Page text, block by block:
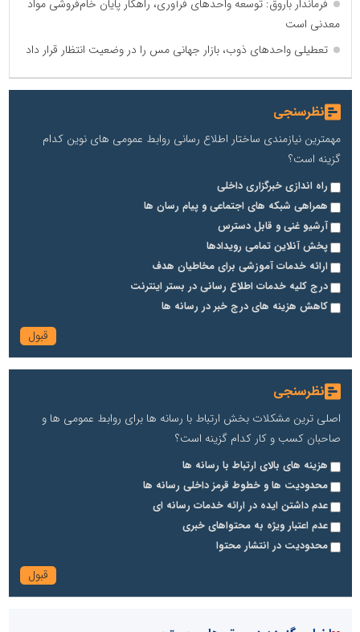
فرماندار باروق: توسعه واحدهای فرآوری، راهکار پایان خام‌فروشی مواد
معدنی است
تعطیلی واحدهای ذوب، بازار جهانی مس را در وضعیت انتظار قرار داد
نظرسنجی
مهمترین نیازمندی ساختار اطلاع رسانی روابط عمومی های نوین کدام
گزینه است؟
راه اندازی خبرگزاری داخلی
همراهی شبکه های اجتماعی و پیام رسان ها
آرشیو غنی و قابل دسترس
پخش آنلاین تمامی رویدادها
ارائه خدمات آموزشی برای مخاطیان هدف
درج کلیه خدمات اطلاع رسانی در بستر اینترنت
کاهش هزینه های درج خبر در رسانه ها
نظرسنجی
اصلی ترین مشکلات بخش ارتباط با رسانه ها برای روابط عمومی ها و
صاحبان کسب و کار کدام گزینه است؟
هزینه های بالای ارتباط با رسانه ها
محدودیت ها و خطوط قرمز داخلی رسانه ها
عدم داشتن ایده در ارائه خدمات رسانه ای
عدم اعتبار ویژه به محتواهای خبری
محدودیت در انتشار محتوا